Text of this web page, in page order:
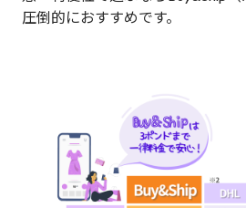
圧倒的におすすめです。